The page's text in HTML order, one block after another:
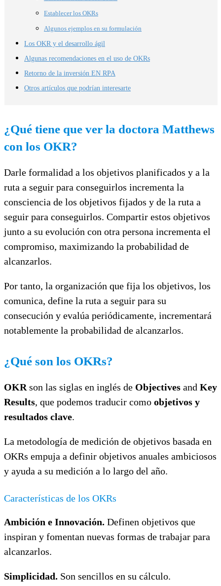
Establecer los OKRs
Algunos ejemplos en su formulación
Los OKR y el desarrollo ágil
Algunas recomendaciones en el uso de OKRs
Retorno de la inversión EN RPA
Otros artículos que podrían interesarte
¿Qué tiene que ver la doctora Matthews
con los OKR?
Darle formalidad a los objetivos planificados y a la
ruta a seguir para conseguirlos incrementa la
consciencia de los objetivos fijados y de la ruta a
seguir para conseguirlos. Compartir estos objetivos
junto a su evolución con otra persona incrementa el
compromiso, maximizando la probabilidad de
alcanzarlos.
Por tanto, la organización que fija los objetivos, los
comunica, define la ruta a seguir para su
consecución y evalúa periódicamente, incrementará
notablemente la probabilidad de alcanzarlos.
¿Qué son los OKRs?
OKR son las siglas en inglés de Objectives and Key
Results, que podemos traducir como objetivos y
resultados clave.
La metodología de medición de objetivos basada en
OKRs empuja a definir objetivos anuales ambiciosos
y ayuda a su medición a lo largo del año.
Características de los OKRs
Ambición e Innovación. Definen objetivos que
inspiran y fomentan nuevas formas de trabajar para
alcanzarlos.
Simplicidad. Son sencillos en su cálculo.